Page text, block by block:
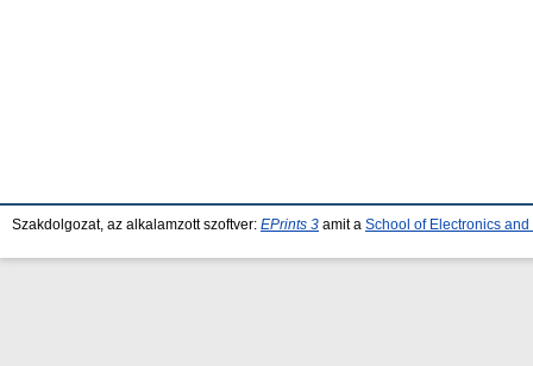
Szakdolgozat, az alkalamzott szoftver: EPrints 3 amit a School of Electronics